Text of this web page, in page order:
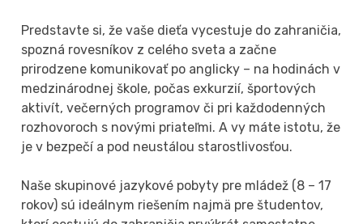
Predstavte si, že vaše dieťa vycestuje do zahraničia,
spozná rovesníkov z celého sveta a začne
prirodzene komunikovať po anglicky – na hodinách v
medzinárodnej škole, počas exkurzií, športových
aktivít, večerných programov či pri každodenných
rozhovoroch s novými priateľmi. A vy máte istotu, že
je v bezpečí a pod neustálou starostlivosťou.
Naše skupinové jazykové pobyty pre mládež (8 – 17
rokov) sú ideálnym riešením najmä pre študentov,